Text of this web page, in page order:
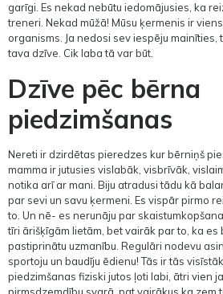
garīgi. Es nekad nebūtu iedomājusies, ka
treneri. Nekad mūžā! Mūsu ķermenis ir
organisms. Ja nedosi sev iespēju mainīties,
tava dzīve. Cik laba tā var būt.
Dzīve pēc bērna
piedzimšanas
Nereti ir dzirdētas pieredzes kur bērniņš
mamma ir jutusies vislabāk, visbrīvāk,
notika arī ar mani. Biju atradusi tādu kā
par sevi un savu ķermeni. Es vispār pirmo
to. Un nē- es nerunāju par
tīri ārišķīgām lietām, bet vairāk par to, ka
pastiprinātu uzmanību. Regulāri nodevu
sportoju un baudīju ēdienu! Tās ir tās
piedzimšanas fiziski jutos ļoti labi, ātri vien